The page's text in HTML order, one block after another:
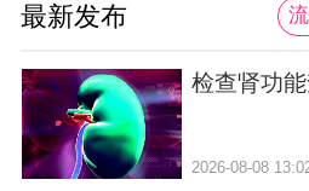
最新发布
检查肾功
2026-08-08